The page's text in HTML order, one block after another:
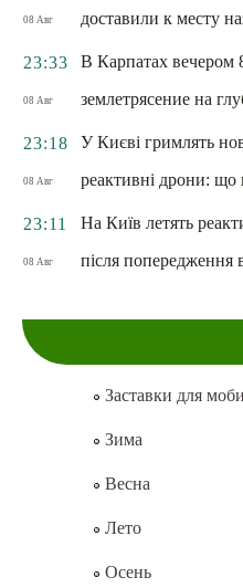
08 Авг
доставили к месту
23:33
08 Авг
В Карпатах вечером
землетрясение на
23:18
08 Авг
У Києві гримлять
реактивні дрони: що
23:11
08 Авг
На Київ летять
після попередження
Заставки для
Зима
Весна
Лето
Осень